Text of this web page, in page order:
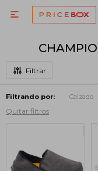

Filtrando por: Calzado
Quitar filtros